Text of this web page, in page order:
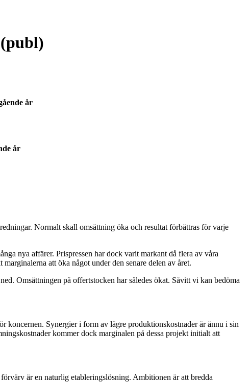
år
år
Normalt skall omsättning öka och resultat förbättras för varje
nya affärer. Prispressen har dock varit markant då flera av våra
att öka något under den senare delen av året.
Omsättningen på offertstocken har således ökat. Såvitt vi kan bedöma
Synergier i form av lägre produktionskostnader är ännu i sin
kommer dock marginalen på dessa projekt initialt att
är en naturlig etableringslösning. Ambitionen är att bredda